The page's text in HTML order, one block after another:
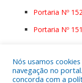
Portaria Nº
Portaria Nº
Portaria Nº
Portaria Nº
Nós usamos
navegação no
concorda com a